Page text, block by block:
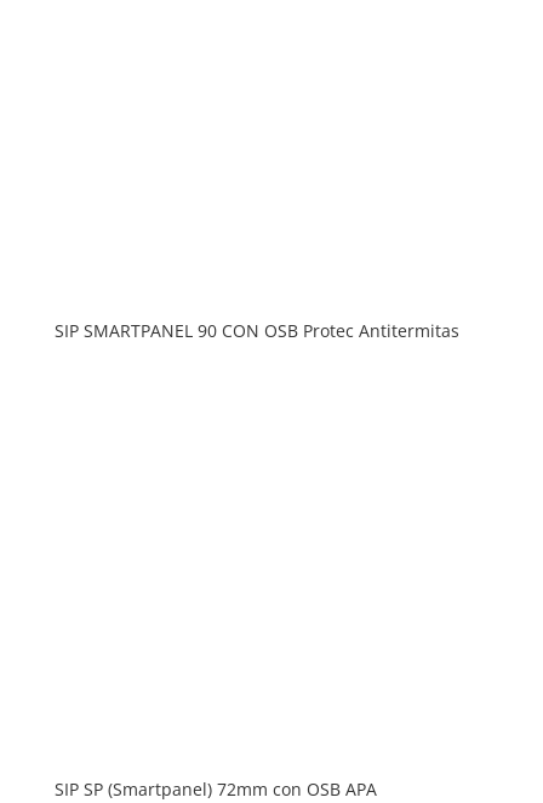
SIP SMARTPANEL 90 CON OSB Protec Antitermitas
SIP SP (Smartpanel) 72mm con OSB APA